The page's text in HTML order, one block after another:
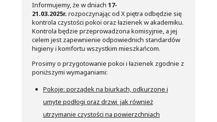
Informujemy, że w dniach 17-
21.03.2025r. rozpoczynając od X piętra odbędzie się
kontrola czystości pokoi oraz łazienek w akademiku.
Kontrola będzie przeprowadzona komisyjnie, a jej
celem jest zapewnienie odpowiednich standardów
higieny i komfortu wszystkim mieszkańcom.
Prosimy o przygotowanie pokoi i łazienek zgodnie z
poniższymi wymaganiami:
Pokoje: porządek na biurkach, odkurzone i
umyte podłogi oraz drzwi jak również
utrzymanie czystości na powierzchniach